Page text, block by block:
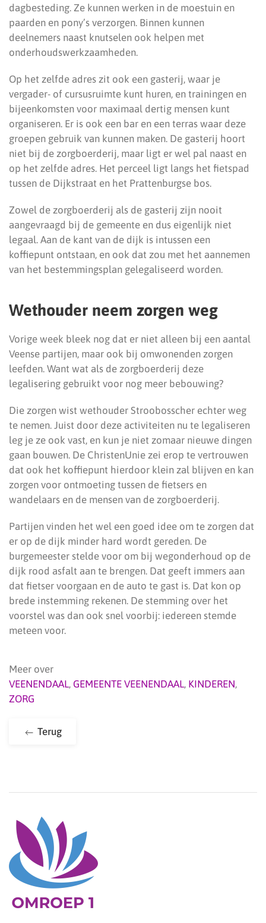
dagbesteding. Ze kunnen werken in de moestuin en
paarden en pony’s verzorgen. Binnen kunnen
deelnemers naast knutselen ook helpen met
onderhoudswerkzaamheden.
Op het zelfde adres zit ook een gasterij, waar je
vergader- of cursusruimte kunt huren, en trainingen en
bijeenkomsten voor maximaal dertig mensen kunt
organiseren. Er is ook een bar en een terras waar deze
groepen gebruik van kunnen maken. De gasterij hoort
niet bij de zorgboerderij, maar ligt er wel pal naast en
op het zelfde adres. Het perceel ligt langs het fietspad
tussen de Dijkstraat en het Prattenburgse bos.
Zowel de zorgboerderij als de gasterij zijn nooit
aangevraagd bij de gemeente en dus eigenlijk niet
legaal. Aan de kant van de dijk is intussen een
koffiepunt ontstaan, en ook dat zou met het aannemen
van het bestemmingsplan gelegaliseerd worden.
Wethouder neem zorgen weg
Vorige week bleek nog dat er niet alleen bij een aantal
Veense partijen, maar ook bij omwonenden zorgen
leefden. Want wat als de zorgboerderij deze
legalisering gebruikt voor nog meer bebouwing?
Die zorgen wist wethouder Stroobosscher echter weg
te nemen. Juist door deze activiteiten nu te legaliseren
leg je ze ook vast, en kun je niet zomaar nieuwe dingen
gaan bouwen. De ChristenUnie zei erop te vertrouwen
dat ook het koffiepunt hierdoor klein zal blijven en kan
zorgen voor ontmoeting tussen de fietsers en
wandelaars en de mensen van de zorgboerderij.
Partijen vinden het wel een goed idee om te zorgen dat
er op de dijk minder hard wordt gereden. De
burgemeester stelde voor om bij wegonderhoud op de
dijk rood asfalt aan te brengen. Dat geeft immers aan
dat fietser voorgaan en de auto te gast is. Dat kon op
brede instemming rekenen. De stemming over het
voorstel was dan ook snel voorbij: iedereen stemde
meteen voor.
Meer over
VEENENDAAL, GEMEENTE VEENENDAAL, KINDEREN,
ZORG
Terug